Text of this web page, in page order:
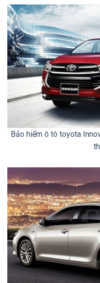
Bảo hiểm ô tô toyota